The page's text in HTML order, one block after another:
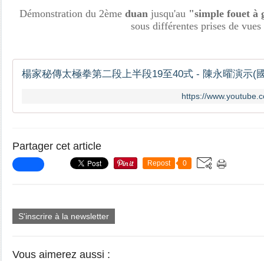
Démonstration du 2ème duan jusqu'au "simple fouet à
sous différentes prises de vues
楊家秘傳太極拳第二段上半段19至40式 - 陳永曜演示(
https://
Partager cet article
Repost 0
S'inscrire à la newsletter
Vous aimerez aussi :